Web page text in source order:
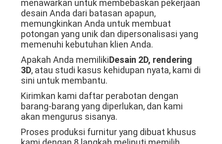
QUOTE
REQUEST
SUATU
SITEMAP
KEBIJAKAN
menawarkan untuk membebaskan pekerjaan
desain Anda dari batasan apapun,
memungkinkan Anda untuk membuat
potongan yang unik dan dipersonalisasi yang
memenuhi kebutuhan klien Anda.
Apakah Anda memilikiDesain 2D, rendering
3D, atau studi kasus kehidupan nyata, kami di
sini untuk membantu.
Kirimkan kami daftar perabotan dengan
barang-barang yang diperlukan, dan kami
akan mengurus sisanya.
Proses produksi furnitur yang dibuat khusus